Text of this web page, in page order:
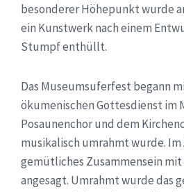
besonderer Höhepunkt wurde
ein Kunstwerk nach einem
Stumpf enthüllt.
Das Museumsuferfest begann
ökumenischen Gottesdienst im
Posaunenchor und dem
musikalisch umrahmt wurde. Im
gemütliches Zusammensein mit
angesagt. Umrahmt wurde das